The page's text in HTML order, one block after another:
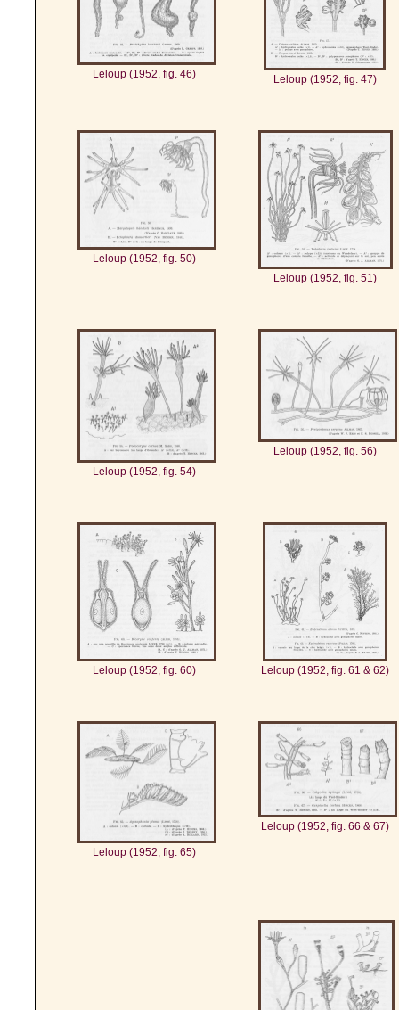
Leloup (1952, fig. 46) Leloup (1952, fig. 47)
Leloup (1952, fig. 50)
Leloup (1952, fig. 51)
Leloup (1952, fig. 54)
Leloup (1952, fig. 56)
Leloup (1952, fig. 60) Leloup (1952, fig. 61 & 62)
Leloup (1952, fig. 65)
Leloup (1952, fig. 66 & 67)